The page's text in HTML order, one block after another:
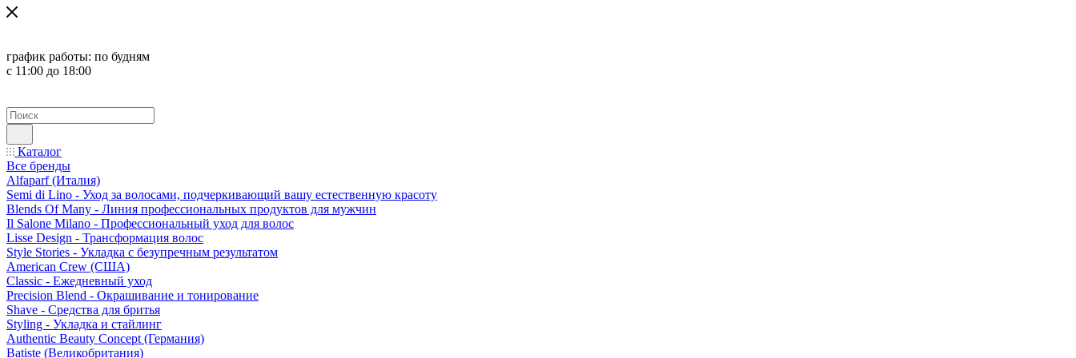
график работы: по будням
с 11:00 до 18:00
Каталог
Все бренды
Alfaparf (Италия)
Semi di Lino - Уход за волосами, подчеркивающий вашу естественную красоту
Blends Of Many - Линия профессиональных продуктов для мужчин
Il Salone Milano - Профессиональный уход для волос
Lisse Design - Трансформация волос
Style Stories - Укладка с безупречным результатом
American Crew (США)
Classic - Ежедневный уход
Precision Blend - Окрашивание и тонирование
Shave - Средства для бритья
Styling - Укладка и стайлинг
Authentic Beauty Concept (Германия)
Batiste (Великобритания)